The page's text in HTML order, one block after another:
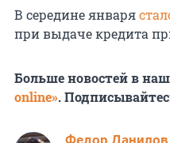
В середине января
при выдаче кредита
Больше новостей в
online».